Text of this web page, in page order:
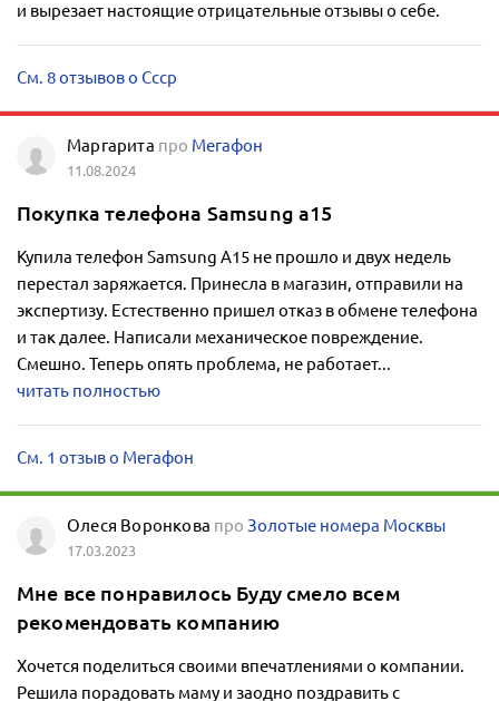
и вырезает настоящие отрицательные отзывы о себе.
См. 8 отзывов о Ссср
Маргарита про Мегафон
11.08.2024
Покупка телефона Samsung a15
Купила телефон Samsung A15 не прошло и двух недель
перестал заряжается. Принесла в магазин, отправили на
экспертизу. Естественно пришел отказ в обмене телефона
и так далее. Написали механическое повреждение.
Смешно. Теперь опять проблема, не работает...
читать полностью
См. 1 отзыв о Мегафон
Олеся Воронкова про Золотые номера Москвы
17.03.2023
Мне все понравилось Буду смело всем
рекомендовать компанию
Хочется поделиться своими впечатлениями о компании.
Решила порадовать маму и заодно поздравить с